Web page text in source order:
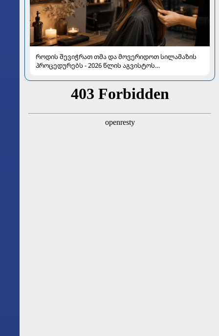
როდის შევიჭრათ თმა და მოვერიდოთ სილამაზის
პროცედურებს - 2026 წლის აგვისტოს